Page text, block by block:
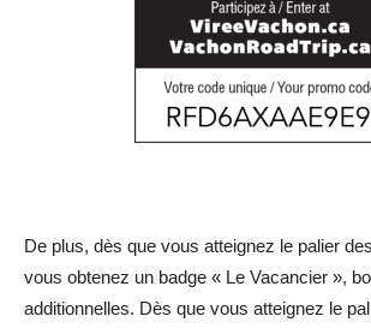
De plus, dès que vous atteignez le palier
vous obtenez un badge « Le Vacancier »,
additionnelles. Dès que vous atteignez le